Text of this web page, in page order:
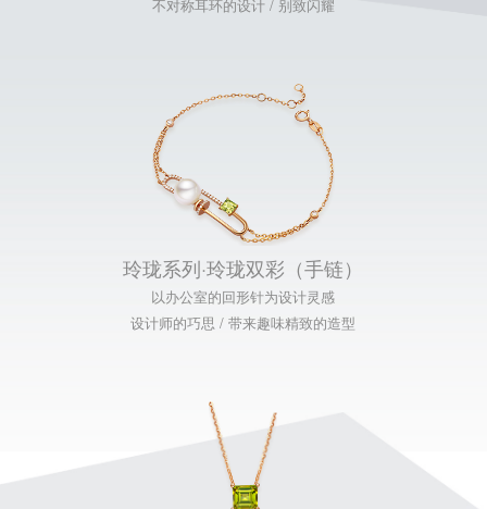
不对称耳环的设计 / 别致闪耀
玲珑系列·玲珑双彩（手链）
以办公室的回形针为设计灵感
设计师的巧思 / 带来趣味精致的造型